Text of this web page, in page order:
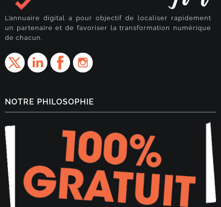
L’annuaire digital a pour objectif de localiser rapidement
un partenaire et de favoriser la transformation numérique
de chacun.
NOTRE PHILOSOPHIE